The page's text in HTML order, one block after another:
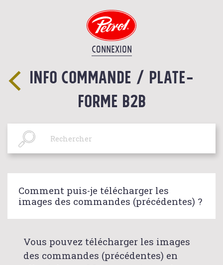
CONNEXION
INFO COMMANDE / PLATE-
FORME B2B
Comment puis-je télécharger les
images des commandes (précédentes) ?
Vous pouvez télécharger les images
des commandes (précédentes) en